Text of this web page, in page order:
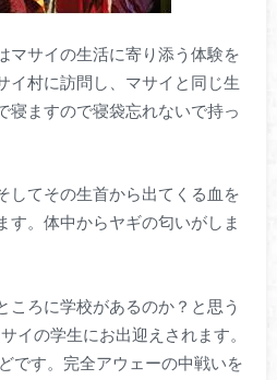
マサイの生活に寄り添う体験を
イ村に訪問し、マサイと同じ生
寝ますので寝袋忘れないで持っ
してその生首から出てくる血を
す。体中からヤギの匂いがしま
ころに学校があるのか？と思う
イの学生にお出迎えされます。
です。完全アウェーの中戦いを